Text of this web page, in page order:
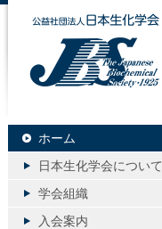
ホーム
日本生化学会について
学会組織
入会案内